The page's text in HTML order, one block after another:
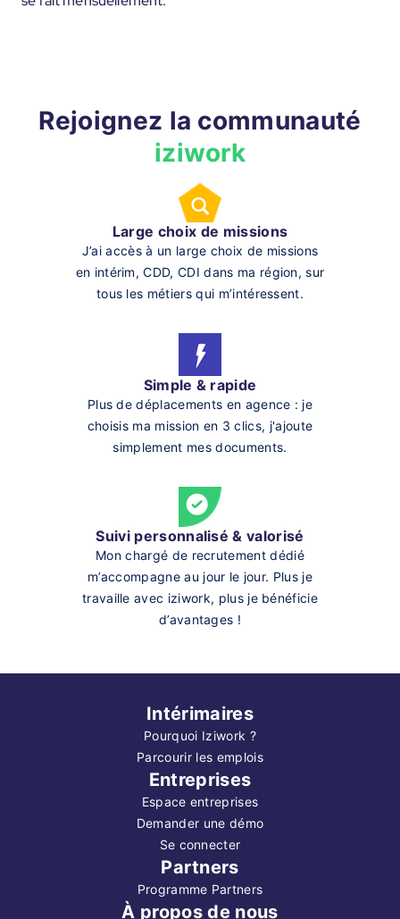
Rejoignez la communauté
iziwork
Large choix de missions
J’ai accès à un large choix de missions
en intérim, CDD, CDI dans ma région, sur
tous les métiers qui m’intéressent.
Simple & rapide
Plus de déplacements en agence : je
choisis ma mission en 3 clics, j'ajoute
simplement mes documents.
Suivi personnalisé & valorisé
Mon chargé de recrutement dédié
m’accompagne au jour le jour. Plus je
travaille avec iziwork, plus je bénéficie
d’avantages !
Intérimaires
Pourquoi Iziwork ?
Parcourir les emplois
Entreprises
Espace entreprises
Demander une démo
Se connecter
Partners
Programme Partners
À propos de nous